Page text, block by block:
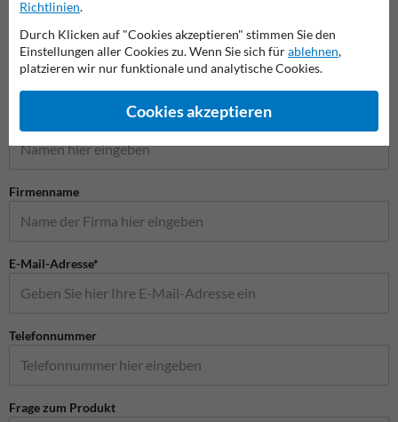
Stellen Sie Ihre Frage an Verkehrsschildkaufen.de
Firmenname
E-Mail-Adresse*
Telefonnummer
Frage zum Produkt
Richtlinien.
Durch Klicken auf "Cookies akzeptieren" stimmen Sie den
Einstellungen aller Cookies zu. Wenn Sie sich fürablehnen,
platzieren wir nur funktionale und analytische Cookies.
Cookies akzeptieren